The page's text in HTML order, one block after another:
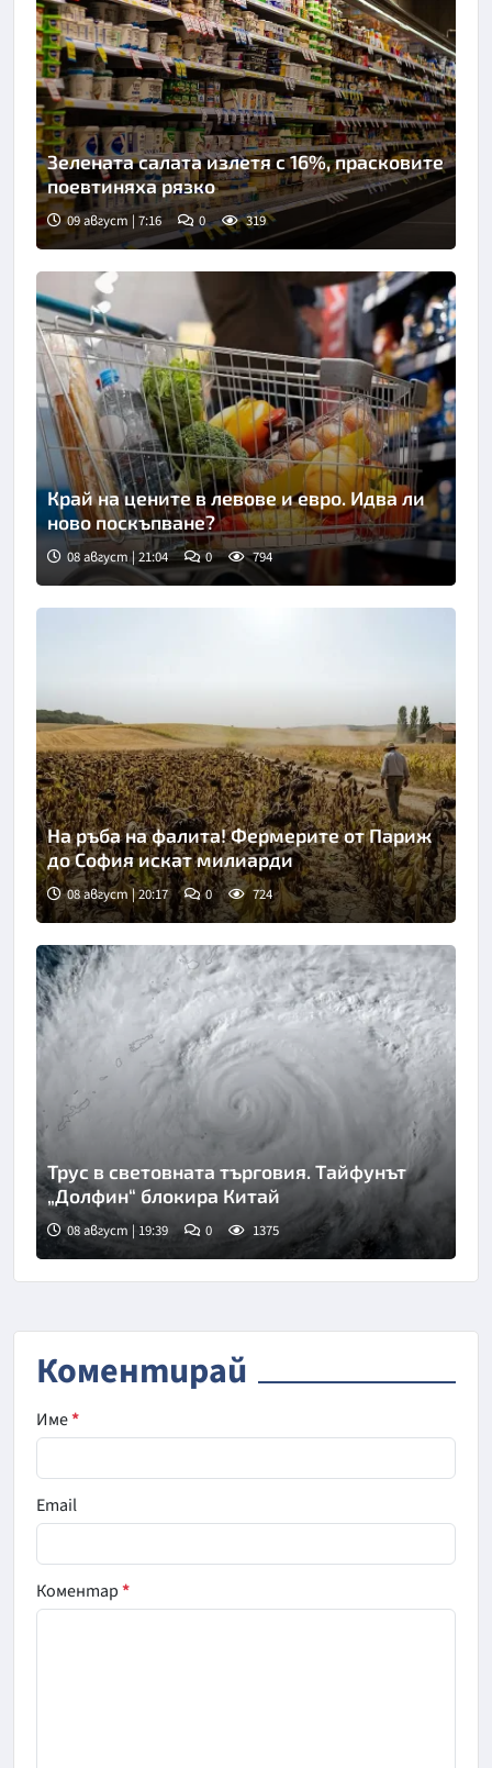
Зелената салата излетя с 16%, прасковите
поевтиняха рязко
09 август | 7:16 0 319
Край на цените в левове и евро. Идва ли
ново поскъпване?
08 август | 21:04 0 794
На ръба на фалита! Фермерите от Париж
до София искат милиарди
08 август | 20:17 0 724
Трус в световната търговия. Тайфунът
„Долфин“ блокира Китай
08 август | 19:39 0 1375
Коментирай
Име*
Email
Коментар*